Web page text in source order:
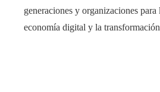
generaciones y organizaciones para
economía digital y la